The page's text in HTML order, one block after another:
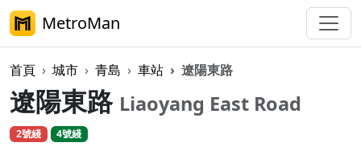
MetroMan
首頁 城市 青島 車站 遼陽東路
遼陽東路 Liaoyang East Road
2號綫 4號綫